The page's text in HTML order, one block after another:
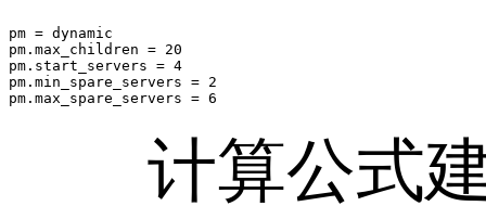
pm = dynamic
pm.max_children = 20
pm.start_servers = 4
pm.min_spare_servers = 2
计算公式建